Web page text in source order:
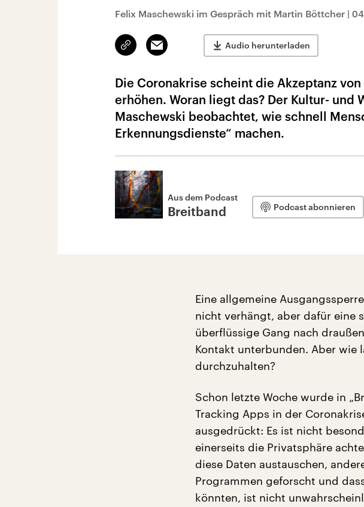
Felix Maschewski im Gespräch mit Martin Böttcher |
Link
kopieren/teilen
Email Audio herunterladen
Die Coronakrise scheint die Akzeptanz
erhöhen. Woran liegt das? Der Kultur- und
Maschewski beobachtet, wie schnell
Erkennungsdienste“ machen.
Aus dem Podcast
Breitband Podcast abonnieren
Eine allgemeine
nicht verhängt, aber dafür eine
überflüssige Gang nach
Kontakt unterbunden. Aber wie
durchzuhalten?
Schon letzte Woche wurde in
Tracking Apps in der
ausgedrückt: Es ist nicht
einerseits die Privatsphäre
diese Daten austauschen,
Programmen geforscht und
könnten, ist nicht